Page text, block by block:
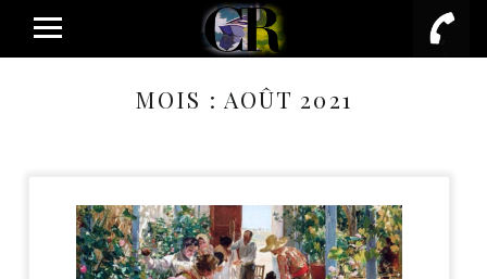
PRIMARY MENU
MOIS : AOÛT 2021